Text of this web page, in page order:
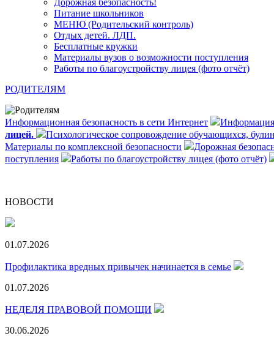
Дорожная безопасность!
Питание школьников
МЕНЮ (Родительский контроль)
Отдых детей. ЛДП.
Бесплатные кружки
Материалы вузов о возможности поступления
Работы по благоустройству лицея (фото отчёт)
РОДИТЕЛЯМ
Информационная безопасность в сети Интернет
лицей.
Психологическое сопровождение обучающихся,
Материалы по комплексной безопасности
Дорожная
поступления
Работы по благоустройству лицея (фото отчёт)
НОВОСТИ
01.07.2026
Профилактика вредных привычек начинается в семье
01.07.2026
НЕДЕЛЯ ПРАВОВОЙ ПОМОЩИ
30.06.2026